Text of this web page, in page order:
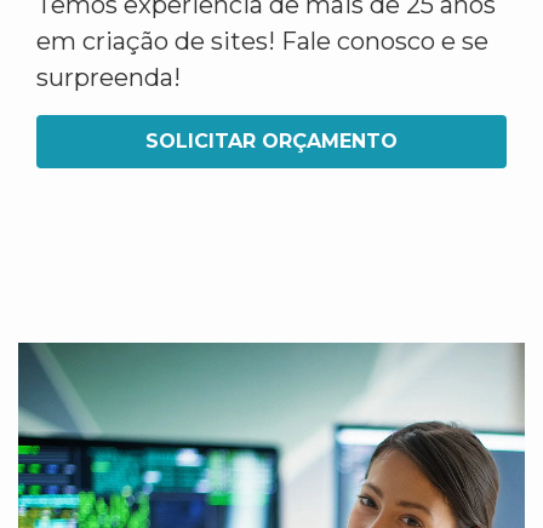
em criação de sites! Fale conosco e se
surpreenda!
SOLICITAR ORÇAMENTO